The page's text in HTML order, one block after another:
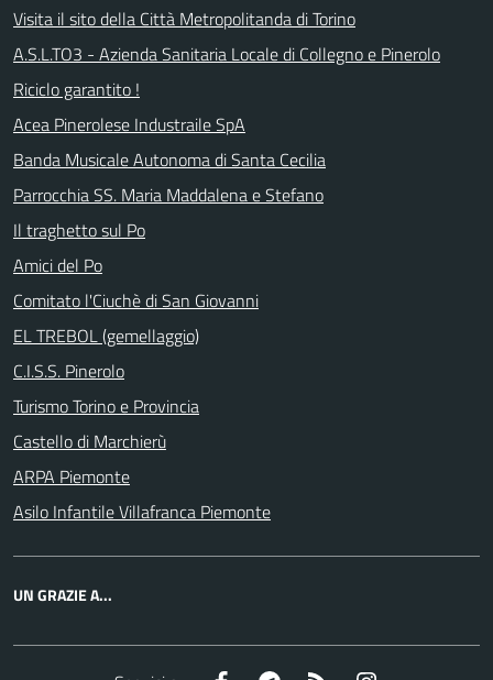
Visita il sito della Città Metropolitanda di Torino
A.S.L.TO3 - Azienda Sanitaria Locale di Collegno e Pinerolo
Riciclo garantito !
Acea Pinerolese Industraile SpA
Banda Musicale Autonoma di Santa Cecilia
Parrocchia SS. Maria Maddalena e Stefano
Il traghetto sul Po
Amici del Po
Comitato l'Ciuchè di San Giovanni
EL TREBOL (gemellaggio)
C.I.S.S. Pinerolo
Turismo Torino e Provincia
Castello di Marchierù
ARPA Piemonte
Asilo Infantile Villafranca Piemonte
UN GRAZIE A...